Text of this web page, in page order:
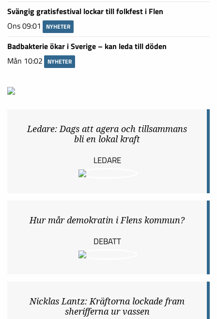
Svängig gratisfestival lockar till folkfest i Flen
Ons 09:01
NYHETER
Badbakterie ökar i Sverige – kan leda till döden
Mån 10:02
NYHETER
Ledare: Dags att agera och tillsammans
bli en lokal kraft
LEDARE
Hur mår demokratin i Flens kommun?
DEBATT
Nicklas Lantz: Kräftorna lockade fram
sherifferna ur vassen